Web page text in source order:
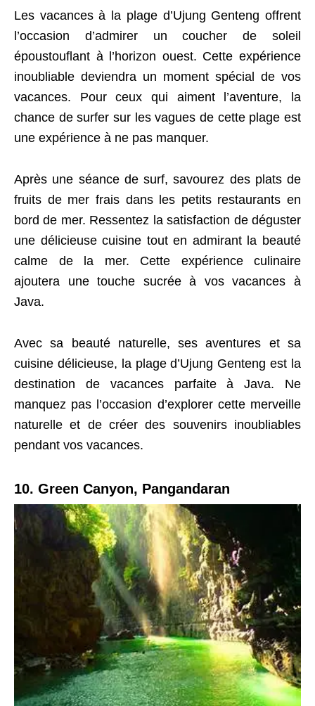
Les vacances à la plage d’Ujung Genteng offrent
l’occasion d’admirer un coucher de soleil
époustouflant à l’horizon ouest. Cette expérience
inoubliable deviendra un moment spécial de vos
vacances. Pour ceux qui aiment l’aventure, la
chance de surfer sur les vagues de cette plage est
une expérience à ne pas manquer.
Après une séance de surf, savourez des plats de
fruits de mer frais dans les petits restaurants en
bord de mer. Ressentez la satisfaction de déguster
une délicieuse cuisine tout en admirant la beauté
calme de la mer. Cette expérience culinaire
ajoutera une touche sucrée à vos vacances à
Java.
Avec sa beauté naturelle, ses aventures et sa
cuisine délicieuse, la plage d’Ujung Genteng est la
destination de vacances parfaite à Java. Ne
manquez pas l’occasion d’explorer cette merveille
naturelle et de créer des souvenirs inoubliables
pendant vos vacances.
10. Green Canyon, Pangandaran